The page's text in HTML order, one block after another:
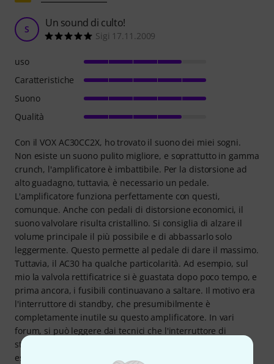
S Un sound di culto!
Sigi 17.11.2009
Con il VOX AC30CC2X, ho trovato il suono dei miei sogni.
Non esiste un suono pulito migliore, e soprattutto in gamma
crunch, l'amplificatore è imbattibile. Per la distorsione ad
alto guadagno, tuttavia, è necessario un pedale.
L'amplificatore funziona perfettamente con questi,
comunque. Anche con pedali di distorsione economici, il
suono valvolare risulta cristallino. Si consiglia di alzare il
volume principale il più possibile e di abbassarlo solo
leggermente. Questo permette al pedale di dare il massimo.
Tuttavia, il AC30 ha qualche particolarità. Ad esempio, sul
mio la valvola rettificatrice si è guastata dopo poco tempo, e
prima ancora, i fusibili continuavano a saltare. Il motivo era
l'interruttore di standby, che presumibilmente è
completamente inutile su questo amplificatore. In vari
forum, si può leggere dai tecnici che l'interruttore di
standby del AC30 dovrebbe essere SEMPRE acceso. I motivi
esatti si possono trovare in vari forum. Da quando ho
uso
Caratteristiche
Suono
Qualità